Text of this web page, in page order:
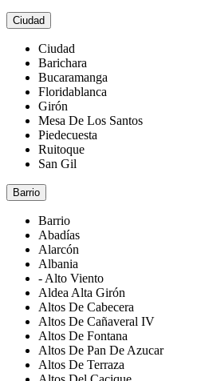
Ciudad
Ciudad
Barichara
Bucaramanga
Floridablanca
Girón
Mesa De Los Santos
Piedecuesta
Ruitoque
San Gil
Barrio
Barrio
Abadías
Alarcón
Albania
- Alto Viento
Aldea Alta Girón
Altos De Cabecera
Altos De Cañaveral IV
Altos De Fontana
Altos De Pan De Azucar
Altos De Terraza